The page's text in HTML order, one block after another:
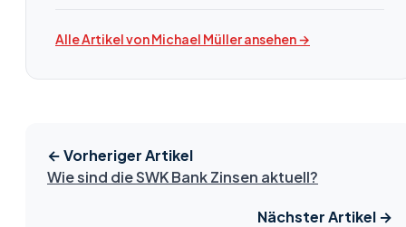
Alle Artikel von Michael Müller ansehen →
← Vorheriger Artikel
Wie sind die SWK Bank Zinsen aktuell?
Nächster Artikel →